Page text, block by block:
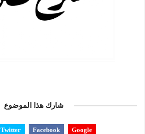
شارك هذا الموضوع
Google
Facebook
Twitter